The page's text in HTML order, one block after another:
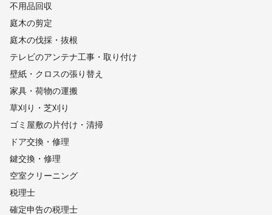
不用品回収
庭木の剪定
庭木の伐採・抜根
テレビのアンテナ工事・取り付け
壁紙・クロスの張り替え
家具・荷物の運搬
草刈り・芝刈り
ゴミ屋敷の片付け・清掃
ドア交換・修理
鍵交換・修理
空室クリーニング
税理士
確定申告の税理士